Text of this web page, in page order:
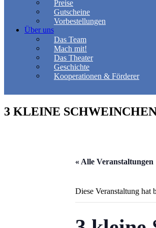
Preise
Gutscheine
Vorbestellungen
Über uns
Das Team
Mach mit!
Das Theater
Geschichte
Kooperationen & Förderer
3 KLEINE
« Alle Veranstaltungen
Diese Veranstaltung hat